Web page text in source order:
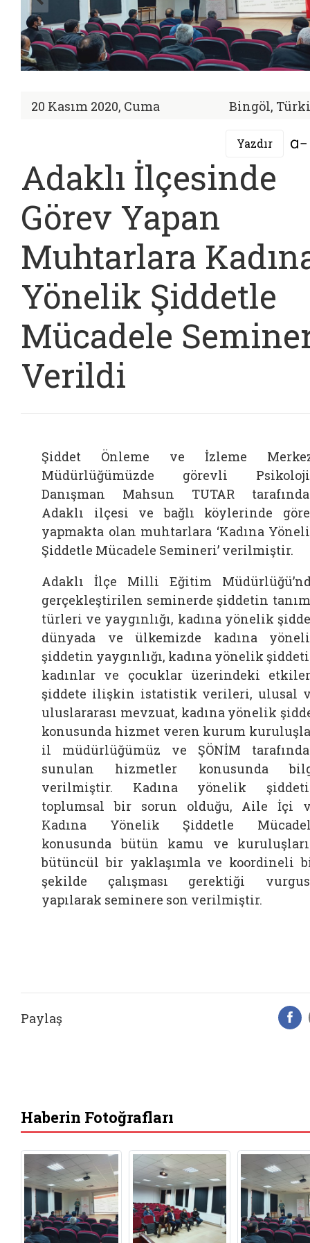
20 Kasım 2020, Cuma Bingöl,
Yazdır
Adaklı İlçesinde
Görev Yapan
Muhtarlara
Yönelik Şiddetle
Mücadele
Verildi
Şiddet Önleme ve İzleme
Müdürlüğümüzde görevli
Danışman Mahsun TUTAR
Adaklı ilçesi ve bağlı köylerinde
yapmakta olan muhtarlara ‘Kadına
Şiddetle Mücadele Semineri’ verilmiştir.
Adaklı İlçe Milli Eğitim
gerçekleştirilen seminerde şiddetin
türleri ve yaygınlığı, kadına yönelik
dünyada ve ülkemizde kadına
şiddetin yaygınlığı, kadına yönelik
kadınlar ve çocuklar üzerindeki
şiddete ilişkin istatistik verileri, ulusal
uluslararası mevzuat, kadına yönelik
konusunda hizmet veren kurum
il müdürlüğümüz ve ŞÖNİM
sunulan hizmetler konusunda
verilmiştir. Kadına yönelik
toplumsal bir sorun olduğu, Aile İçi
Kadına Yönelik Şiddetle
konusunda bütün kamu ve
bütüncül bir yaklaşımla ve koordineli
şekilde çalışması gerektiği
yapılarak seminere son verilmiştir.
Paylaş
Haberin Fotoğrafları